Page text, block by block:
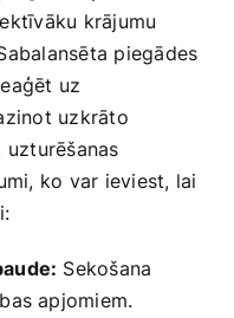
krājumu
‍piegādes
uz
uzkrāto⁤
⁣uzturēšanas
ko var ieviest, lai
Sekošana
apjomiem.